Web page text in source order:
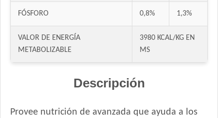
Excellent Perro Adulto con Sobrepeso
Fawna Perro Adulto Light
Fawna Perro Adulto Mordida Mediana y Grande
Ganacan Perro Adulto Mix Carne, Hígado y Pollo
Ganacan Perro Adulto sabor Carne
Gandum Perro Adulto
FÓSFORO 0,8% 1,3%
VALOR DE ENERGÍA
METABOLIZABLE
3980 KCAL/KG EN
MS
Descripción
Provee nutrición de avanzada que ayuda a los